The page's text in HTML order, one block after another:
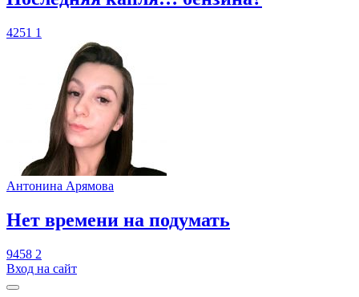
4251 1
Антонина Арямова
​Нет времени на подумать
9458 2
Вход на сайт